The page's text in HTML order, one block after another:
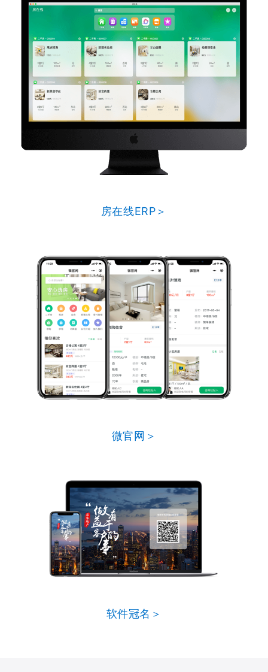
房在线ERP＞
微官网＞
软件冠名＞